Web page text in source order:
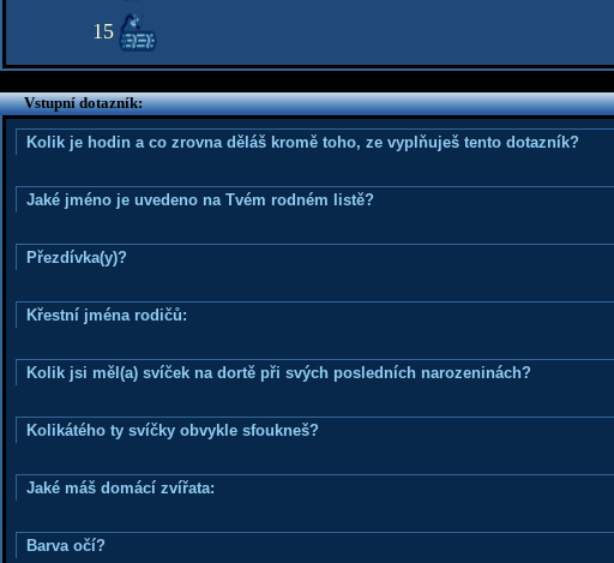
15
Vstupní dotazník:
Kolik je hodin a co zrovna děláš kromě toho, ze vyplňuješ tento dotazník?
Jaké jméno je uvedeno na Tvém rodném listě?
Přezdívka(y)?
Křestní jména rodičů:
Kolik jsi měl(a) svíček na dortě při svých posledních narozeninách?
Kolikátého ty svíčky obvykle sfoukneš?
Jaké máš domácí zvířata:
Barva očí?